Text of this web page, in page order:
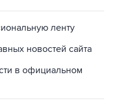
ленту
новостей сайта
в официальном